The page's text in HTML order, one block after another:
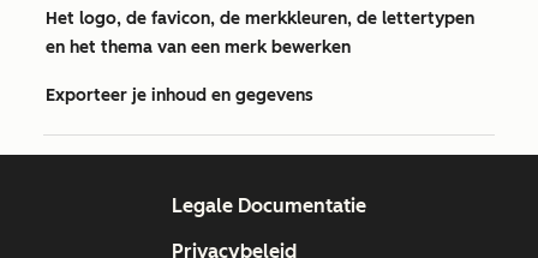
Het logo, de favicon, de merkkleuren, de lettertypen
en het thema van een merk bewerken
Exporteer je inhoud en gegevens
Legale Documentatie
Privacybeleid